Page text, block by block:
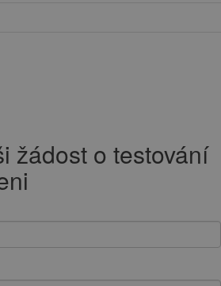
žádost o testování